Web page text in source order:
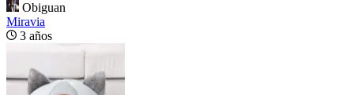
Obiguan
Miravia
3 años